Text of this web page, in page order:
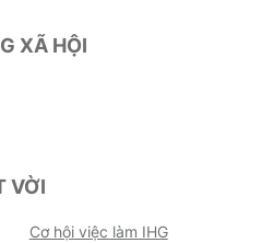
XÃ HỘI
VỜI
Cơ hội việc làm IHG